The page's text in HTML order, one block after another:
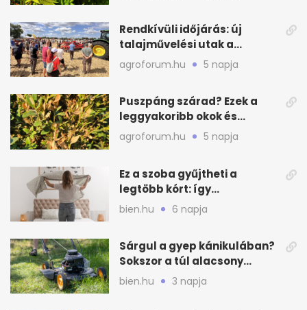
Rendkívüli időjárás: új
talajművelési utak a
gazdáknak
agroforum.hu 5 napja
Puszpáng szárad? Ezek a
leggyakoribb okok és
teendők
agroforum.hu 5 napja
Ez a szoba gyűjtheti a
legtöbb kórt: így
mélytisztítsd otthon
bien.hu 6 napja
Sárgul a gyep kánikulában?
Sokszor a túl alacsony
fűnyírás a gond
bien.hu 3 napja